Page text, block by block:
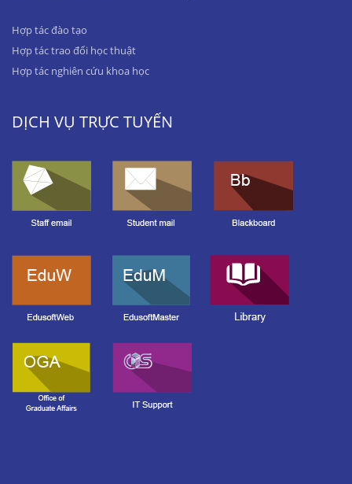
Hợp tác đào tạo
Hợp tác trao đổi học thuật
Hợp tác nghiên cứu khoa học
DỊCH VỤ TRỰC TUYẾN